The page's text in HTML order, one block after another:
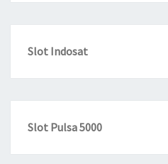
Slot Indosat
Slot Pulsa 5000